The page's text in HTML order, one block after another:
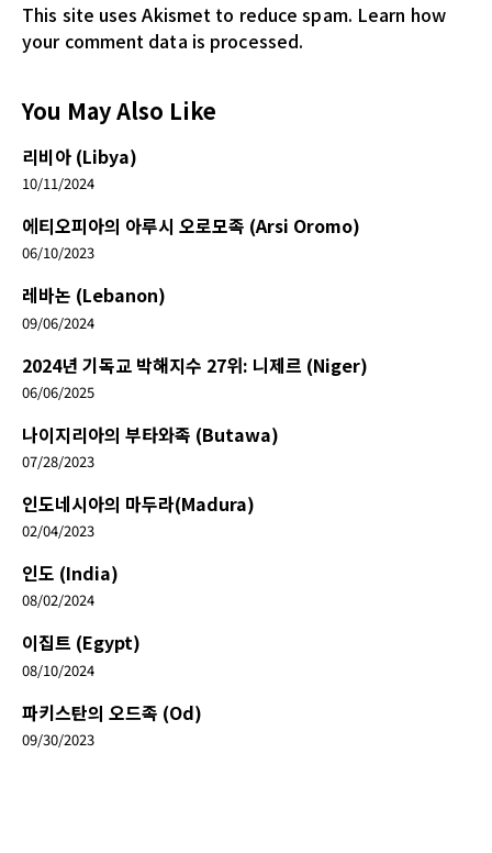
This site uses Akismet to reduce spam. Learn how
your comment data is processed.
You May Also Like
리비아 (Libya)
10/11/2024
에티오피아의 아루시 오로모족 (Arsi Oromo)
06/10/2023
레바논 (Lebanon)
09/06/2024
2024년 기독교 박해지수 27위: 니제르 (Niger)
06/06/2025
나이지리아의 부타와족 (Butawa)
07/28/2023
인도네시아의 마두라(Madura)
02/04/2023
인도 (India)
08/02/2024
이집트 (Egypt)
08/10/2024
파키스탄의 오드족 (Od)
09/30/2023